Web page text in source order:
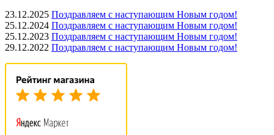
23.12.2025 Поздравляем с наступающим Новым годом!
25.12.2024 Поздравляем с наступающим Новым годом!
25.12.2023 Поздравляем с наступающим Новым годом!
29.12.2022 Поздравляем с наступающим Новым годом!